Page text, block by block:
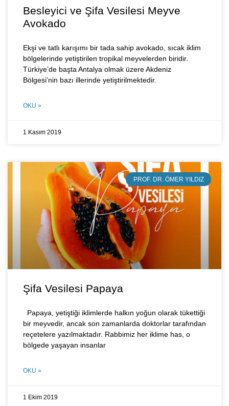
Besleyici ve Şifa Vesilesi Meyve
Avokado
Ekşi ve tatlı karışımı bir tada sahip avokado, sıcak iklim
bölgelerinde yetiştirilen tropikal meyvelerden biridir.
Türkiye’de başta Antalya olmak üzere Akdeniz
Bölgesi’nin bazı illerinde yetiştirilmektedir.
OKU »
1 Kasım 2019
PROF. DR. ÖMER YILDIZ
Şifa Vesilesi Papaya
Papaya, yetiştiği iklimlerde halkın yoğun olarak tükettiği
bir meyvedir, ancak son zamanlarda doktorlar tarafından
reçetelere yazılmaktadır. Rabbimiz her iklime has, o
bölgede yaşayan insanlar
OKU »
1 Ekim 2019